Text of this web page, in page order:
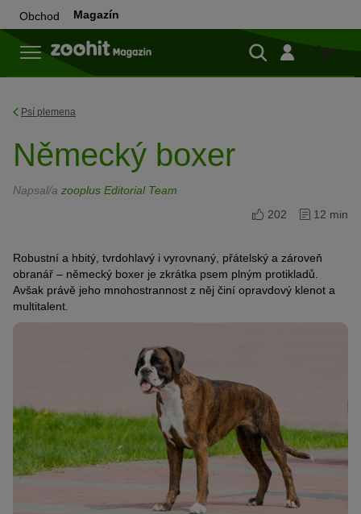
Obchod Magazín
Do
Psí plemena
Německý boxer
Napsal/a zooplus Editorial Team
202
12 min
Robustní a hbitý, tvrdohlavý i vyrovnaný, přátelský a zároveň
obranář – německý boxer je zkrátka psem plným protikladů.
Avšak právě jeho mnohostrannost z něj činí opravdový klenot a
multitalent.